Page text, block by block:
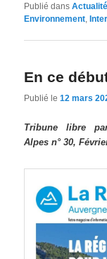
Publié dans
Environnement,
En ce
Publié le12 mars
Tribune libre
Alpes n° 30,